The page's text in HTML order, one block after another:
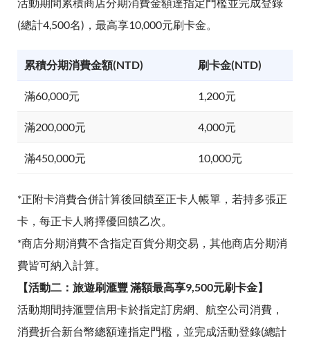
(總計4,500名)，最高享10,000元刷卡金。
累積分期消費金額(NTD) 刷卡金(NTD)
滿60,000元 1,200元
滿200,000元 4,000元
滿450,000元 10,000元
*正附卡消費合併計算後回饋至正卡人帳單，若持多張正
卡，每正卡人將擇優回饋乙次。
*商店分期消費不含指定百貨分期交易，其他商店分期消
費皆可納入計算。
【活動二：旅遊刷滙豐 滿額最高享9,500元刷卡金】
活動期間持滙豐信用卡於指定訂房網、航空公司消費，
消費折合新台幣總額達指定門檻，並完成活動登錄(總計